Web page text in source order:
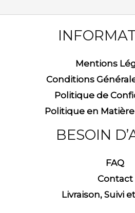
Mentions
Conditions
Politique de
Politique en
BESOIN
FAQ
Contact
Livraison, Suivi